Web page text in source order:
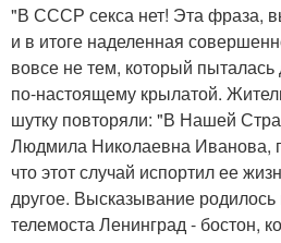
"В СССР секса нет! Эта фраза,
и в итоге наделенная
вовсе не тем, который пыталась
по-настоящему крылатой.
шутку повторяли: "В Нашей
Людмила Николаевна Иванова,
что этот случай испортил ее
другое. Высказывание
телемоста Ленинград - бостон,